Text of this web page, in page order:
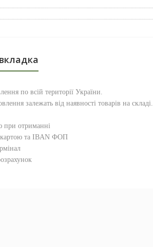
по всій території України.
залежать від наявності товарів на складі.
при отриманні
та IBAN ФОП